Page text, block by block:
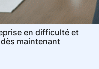
en difficulté et
maintenant